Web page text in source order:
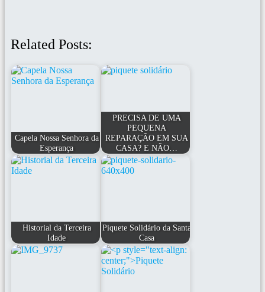
Related Posts:
Capela Nossa Senhora da
Esperança
PRECISA DE UMA
PEQUENA
REPARAÇÃO EM SUA
CASA? E NÃO…
Historial da Terceira
Idade
Piquete Solidário da Santa
Casa